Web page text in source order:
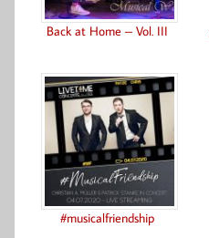
Back at Home – Vol. III
#musicalfriendship